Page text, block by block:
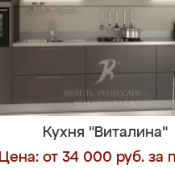
Кухня "Виталина"
Цена: от 34 000 руб. за